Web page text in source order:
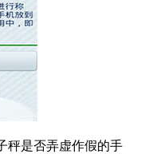
秤是否弄虚作假的手